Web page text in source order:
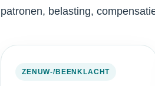
patronen, belasting,
ZENUW-/BEENKLACHT